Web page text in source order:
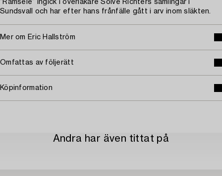
”Ramsele” ingick i överläkare Sölve Richters samlingar i
Sundsvall och har efter hans frånfälle gått i arv inom släkten.
Mer om Eric Hallström
Omfattas av följerätt
Köpinformation
Andra har även tittat på